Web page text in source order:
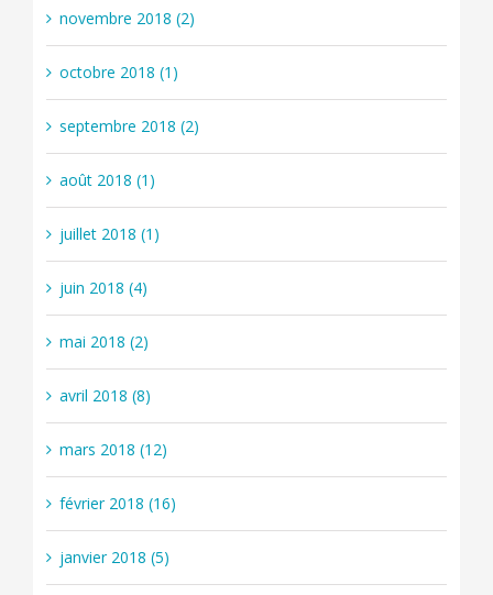
novembre 2018 (2)
octobre 2018 (1)
septembre 2018 (2)
août 2018 (1)
juillet 2018 (1)
juin 2018 (4)
mai 2018 (2)
avril 2018 (8)
mars 2018 (12)
février 2018 (16)
janvier 2018 (5)